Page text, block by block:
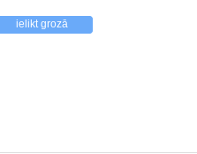
ielikt grozā